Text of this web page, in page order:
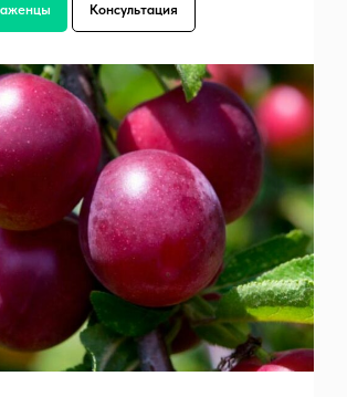
Консультация